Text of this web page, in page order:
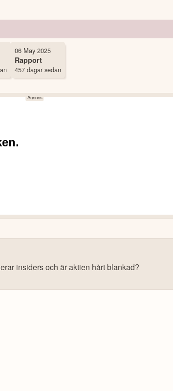
06 May 2025
Rapport
457 dagar sedan
insiders och är aktien hårt blankad?
när du öppnar konto –se erbjudandet!